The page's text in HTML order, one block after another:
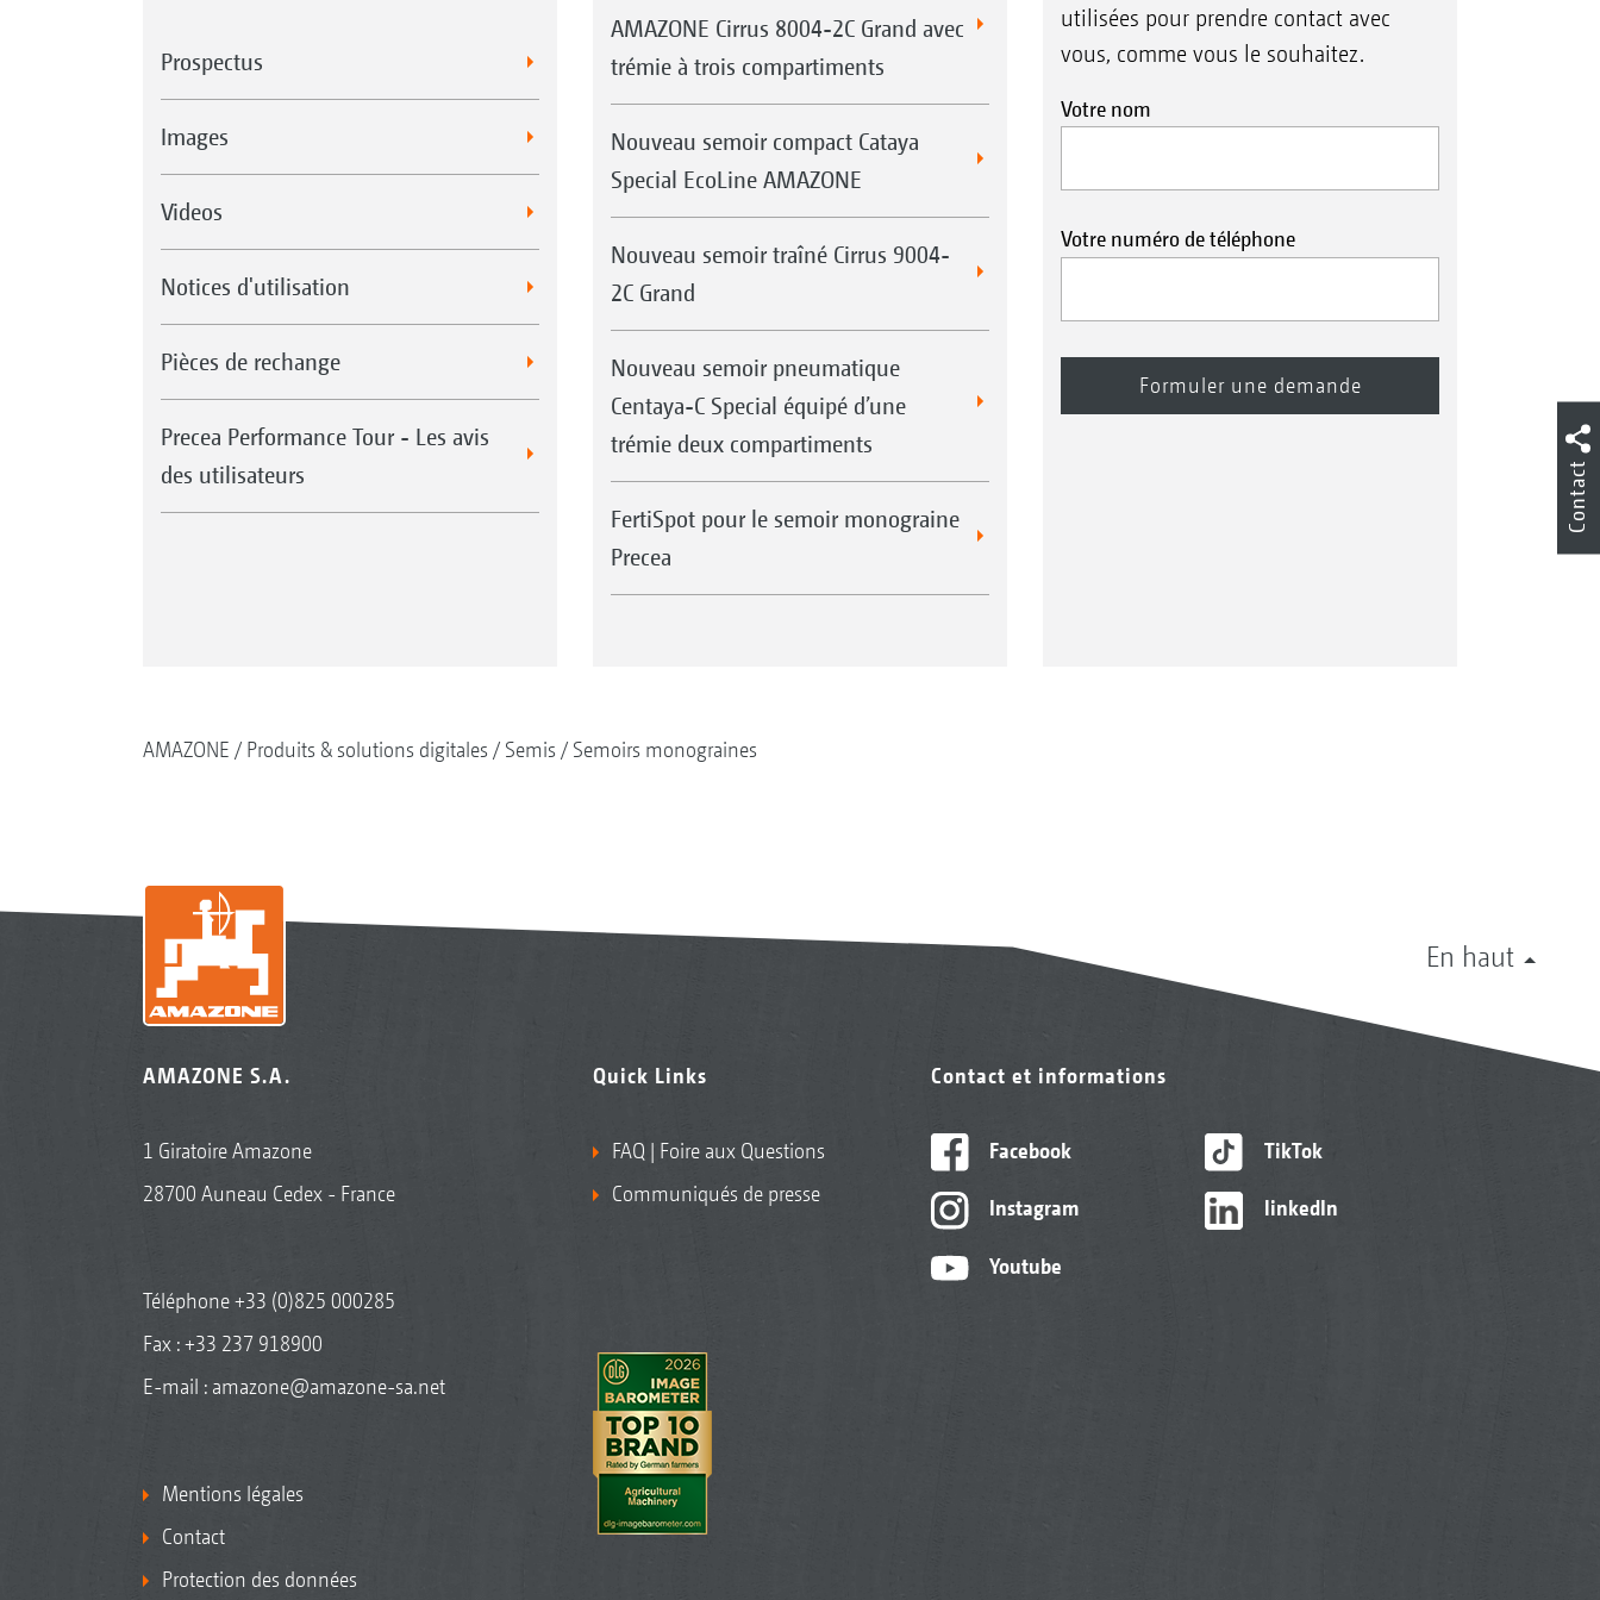
Prospectus
Images
Videos
Notices d'utilisation
Pièces de rechange
Precea Performance Tour - Les avis
des utilisateurs
AMAZONE Cirrus 8004-2C Grand avec
trémie à trois compartiments
Nouveau semoir compact Cataya
Special EcoLine AMAZONE
Nouveau semoir traîné Cirrus 9004-
2C Grand
Nouveau semoir pneumatique
Centaya-C Special équipé d’une
trémie deux compartiments
FertiSpot pour le semoir monograine
Precea
utilisées pour prendre contact avec
vous, comme vous le souhaitez.
Votre nom
Votre numéro de téléphone
AMAZONE Produits & solutions digitales Semis Semoirs monograines
En haut
AMAZONE S.A.
1 Giratoire Amazone
28700 Auneau Cedex - France
Téléphone+33 (0)825 000285
Fax : +33 237 918900
E-mail : amazone@amazone-sa.net
Mentions légales
Contact
Protection des données
Quick Links
FAQ | Foire aux Questions
Communiqués de presse
Contact et informations
Facebook
Instagram
Youtube
TikTok
linkedIn
Contact